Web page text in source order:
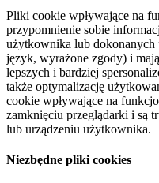
Pliki cookie wpływające na
przypomnienie sobie
użytkownika lub
język, wyrażone zgody) i
lepszych i bardziej
także optymalizację
cookie wpływające na
zamknięciu przeglądarki i są
lub urządzeniu użytkownika.
Niezbędne pliki cookies